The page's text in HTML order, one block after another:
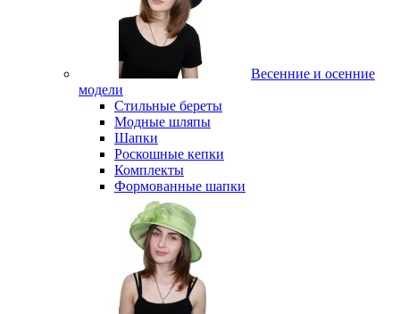
Весенние и осенние
модели
Стильные береты
Модные шляпы
Шапки
Роскошные кепки
Комплекты
Формованные шапки